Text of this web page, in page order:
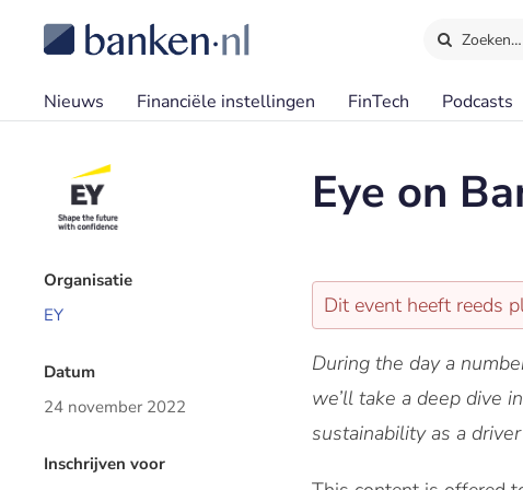
Zoeken…
Nieuws Financiële instellingen FinTech Podcasts
Eye on
Organisatie
EY
Datum
24 november 2022
Inschrijven voor
Dit event heeft reeds
During the day a
we’ll take a deep dive
sustainability as a